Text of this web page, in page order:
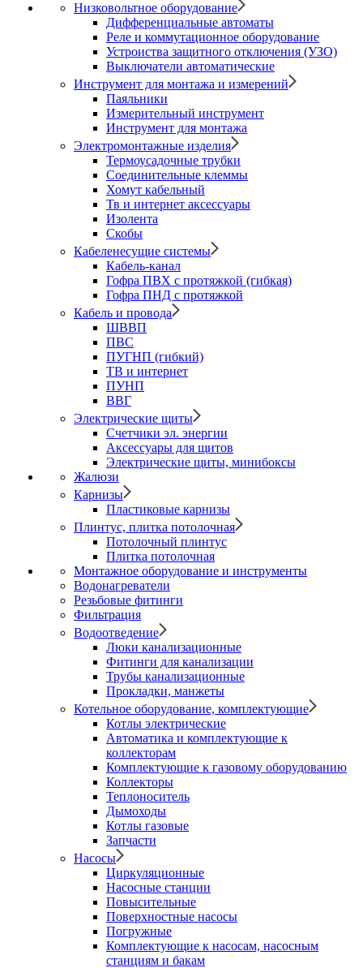
Низковольтное оборудование
Дифференциальные автоматы
Реле и коммутационное оборудование
Устроиства защитного отключения (УЗО)
Выключатели автоматические
Инструмент для монтажа и измерений
Паяльники
Измерительный инструмент
Инструмент для монтажа
Электромонтажные изделия
Термоусадочные трубки
Соединительные клеммы
Хомут кабельный
Тв и интернет аксессуары
Изолента
Скобы
Кабеленесущие системы
Кабель-канал
Гофра ПВХ с протяжкой (гибкая)
Гофра ПНД с протяжкой
Кабель и провода
ШВВП
ПВС
ПУГНП (гибкий)
ТВ и интернет
ПУНП
ВВГ
Электрические щиты
Счетчики эл. энергии
Аксессуары для щитов
Электрические щиты, минибоксы
Жалюзи
Карнизы
Пластиковые карнизы
Плинтус, плитка потолочная
Потолочный плинтус
Плитка потолочная
Монтажное оборудование и инструменты
Водонагреватели
Резьбовые фитинги
Фильтрация
Водоотведение
Люки канализационные
Фитинги для канализации
Трубы канализационные
Прокладки, манжеты
Котельное оборудование, комплектующие
Котлы электрические
Автоматика и комплектующие к
коллекторам
Комплектующие к газовому оборудованию
Коллекторы
Теплоноситель
Дымоходы
Котлы газовые
Запчасти
Насосы
Циркуляционные
Насосные станции
Повысительные
Поверхностные насосы
Погружные
Комплектующие к насосам, насосным
станциям и бакам